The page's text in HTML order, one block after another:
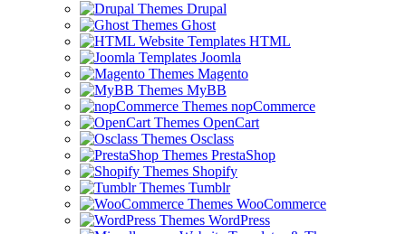
Drupal
Ghost
HTML
Joomla
Magento
MyBB
nopCommerce
OpenCart
Osclass
PrestaShop
Shopify
Tumblr
WooCommerce
WordPress